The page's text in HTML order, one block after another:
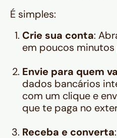
É simples:
Crie sua conta:
em poucos
Envie para quem
dados bancários
com um clique e
que te paga no
Receba e converta